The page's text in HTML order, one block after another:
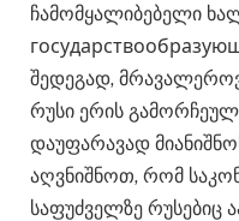
ჩამომყალიბებელი
შედეგად,
რუსი ერის
დაუფარავად
აღვნიშნოთ, რომ
საფუძველზე რუსებიც